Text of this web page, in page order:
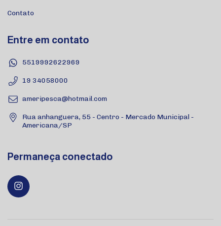
Contato
Entre em contato
5519992622969
19 34058000
ameripesca@hotmail.com
Rua anhanguera, 55 - Centro - Mercado Municipal -
Americana/SP
Permaneça conectado